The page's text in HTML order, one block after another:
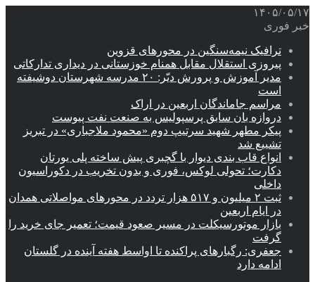
۱۴۰۵/۰۵/۱۷
خبر فوری
ترافیک نیمه‌سنگین در محورهای قزوین
پیروزی استقلال مقابل همنام خوزستانی در دیداری تدارکاتی
مدیر آموزش و پرورش دیّر: ۲۰ مدرسه شهرستان دوشیفته
است
مراسم جاماندگان اربعین در اراک
دروازه بان سابق پرسپولیس به صنعت نفت پیوست
پیکر مطهر شهید سرتیپ دوم «محمود ملاجباری» در تبریز
تشییع شد
انواع قاب بندی دیوار با گچبری پیش ساخته پلی یورتان
دکارت؛ تحولی لوکس، فوری و بدون تخریب در دکوراسیون
داخلی
ثبت ۲ میلیون و ۵۱۷ هزار تردد در محورهای مواصلاتی همدان
در ایام اربعین
بازار موتورسیکلت در مسیر صعود قیمت؛ تعمیر جای خرید را
گرفت
جعفری: رگبارهای پراکنده تا اواسط هفته آینده در گلستان
ادامه دارد